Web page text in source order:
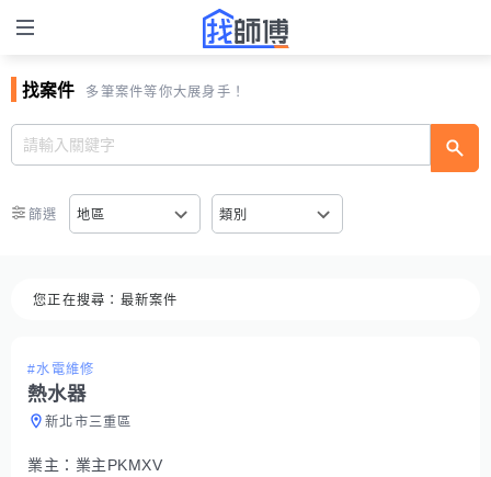
找案件 多筆案件等你大展身手！
篩選 地區 類別
您正在搜尋： 最新案件
#水電維修
熱水器
新北市三重區
業主： 業主PKMXV